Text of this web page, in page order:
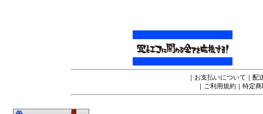
｜ お支払いについて ｜ 配
｜ ご利用規約 ｜ 特定